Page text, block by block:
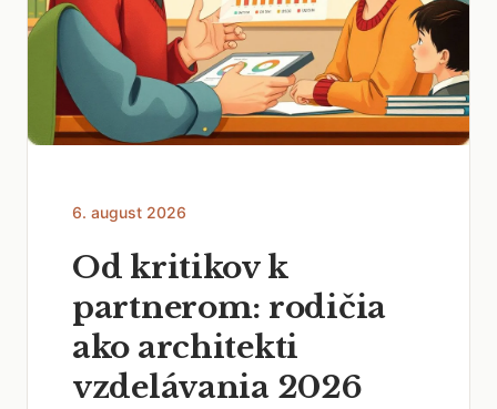
6. august 2026
Od kritikov k
partnerom: rodičia
ako architekti
vzdelávania 2026